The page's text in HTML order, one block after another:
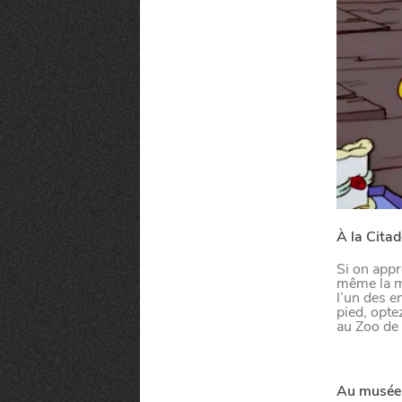
VIVRE
À la
Si on
même la
l’un des
pied,
au Zoo
Au
SORTIR
Paramètres de confidentialité